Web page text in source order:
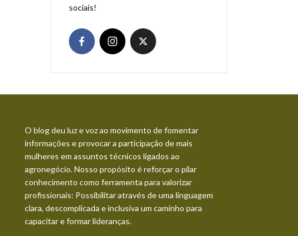
sociais!
O blog deu luz e voz ao movimento de fomentar
informações e provocar a participação de mais
mulheres em assuntos técnicos ligados ao
agronegócio. Nosso propósito é reforçar o pilar
conhecimento como ferramenta para valorizar
profissionais: Possibilitar através de uma linguagem
clara, descomplicada e inclusiva um caminho para
capacitar e formar lideranças.